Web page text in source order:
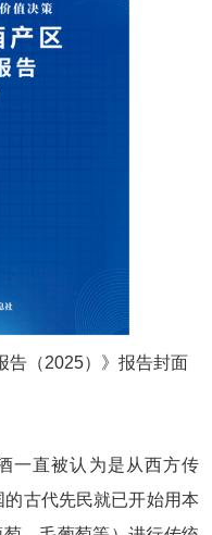
告（2025）》报告封面
一直被认为是从西方传
古代先民就已开始用本